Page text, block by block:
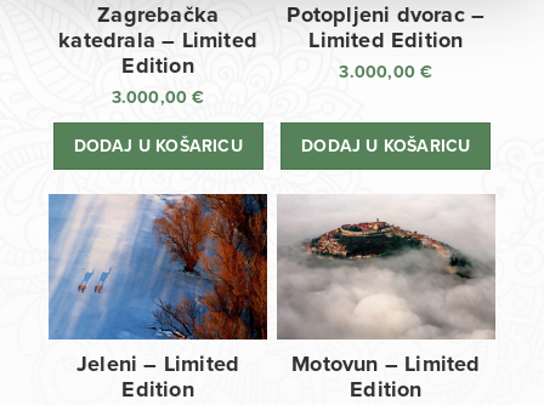
Zagrebačka
katedrala – Limited
Edition
3.000,00€
DODAJ U KOŠARICU
Potopljeni dvorac –
Limited Edition
3.000,00€
DODAJ U KOŠARICU
Jeleni – Limited
Edition
Motovun – Limited
Edition